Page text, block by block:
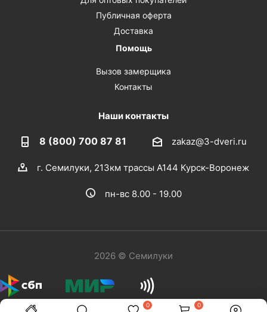
0 0
Публичная оферта
Доставка
Помощь
Вызов замерщика
Контакты
Наши контакты
8 (800) 700 87 81 zakaz@3-dveri.ru
г. Семилуки, 213км трассы А144 Курск-Воронеж
пн-вс 8.00 - 19.00
2026 © Семилуки